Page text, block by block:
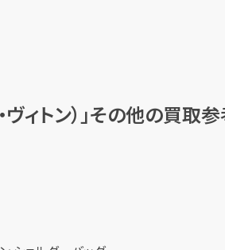
ヴィトン）」その他の買取